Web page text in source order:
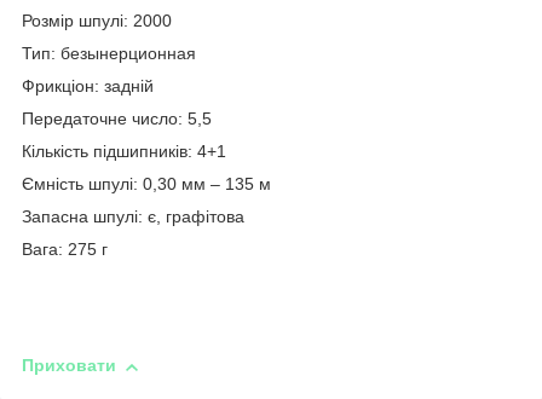
Розмір шпулі: 2000
Тип: безынерционная
Фрикціон: задній
Передаточне число: 5,5
Кількість підшипників: 4+1
Ємність шпулі: 0,30 мм – 135 м
Запасна шпулі: є, графітова
Вага: 275 г
Приховати